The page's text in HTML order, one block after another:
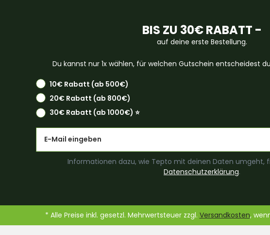
BIS ZU 30€ RABATT -
auf deine erste Bestellung.
Du kannst nur 1x wählen, für welchen Gutschein entscheidest
10€ Rabatt (ab 500€)
20€ Rabatt (ab 800€)
30€ Rabatt (ab 1000€) ⭐️
Informationen dazu, wie Tepto mit deinen Daten umgeht,
Datenschutzerklärung.
* Alle Preise inkl. gesetzl. Mehrwertsteuer zzgl. Versandkosten,